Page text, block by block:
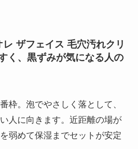
ザフェイス 毛穴汚れクリ
く、黒ずみが気になる人の
枠。泡でやさしく落として、
人に向きます。近距離の場が
弱めて保湿までセットが安定